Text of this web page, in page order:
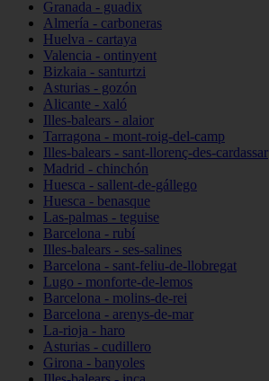
Granada - guadix
Almería - carboneras
Huelva - cartaya
Valencia - ontinyent
Bizkaia - santurtzi
Asturias - gozón
Alicante - xaló
Illes-balears - alaior
Tarragona - mont-roig-del-camp
Illes-balears - sant-llorenç-des-cardassar
Madrid - chinchón
Huesca - sallent-de-gállego
Huesca - benasque
Las-palmas - teguise
Barcelona - rubí
Illes-balears - ses-salines
Barcelona - sant-feliu-de-llobregat
Lugo - monforte-de-lemos
Barcelona - molins-de-rei
Barcelona - arenys-de-mar
La-rioja - haro
Asturias - cudillero
Girona - banyoles